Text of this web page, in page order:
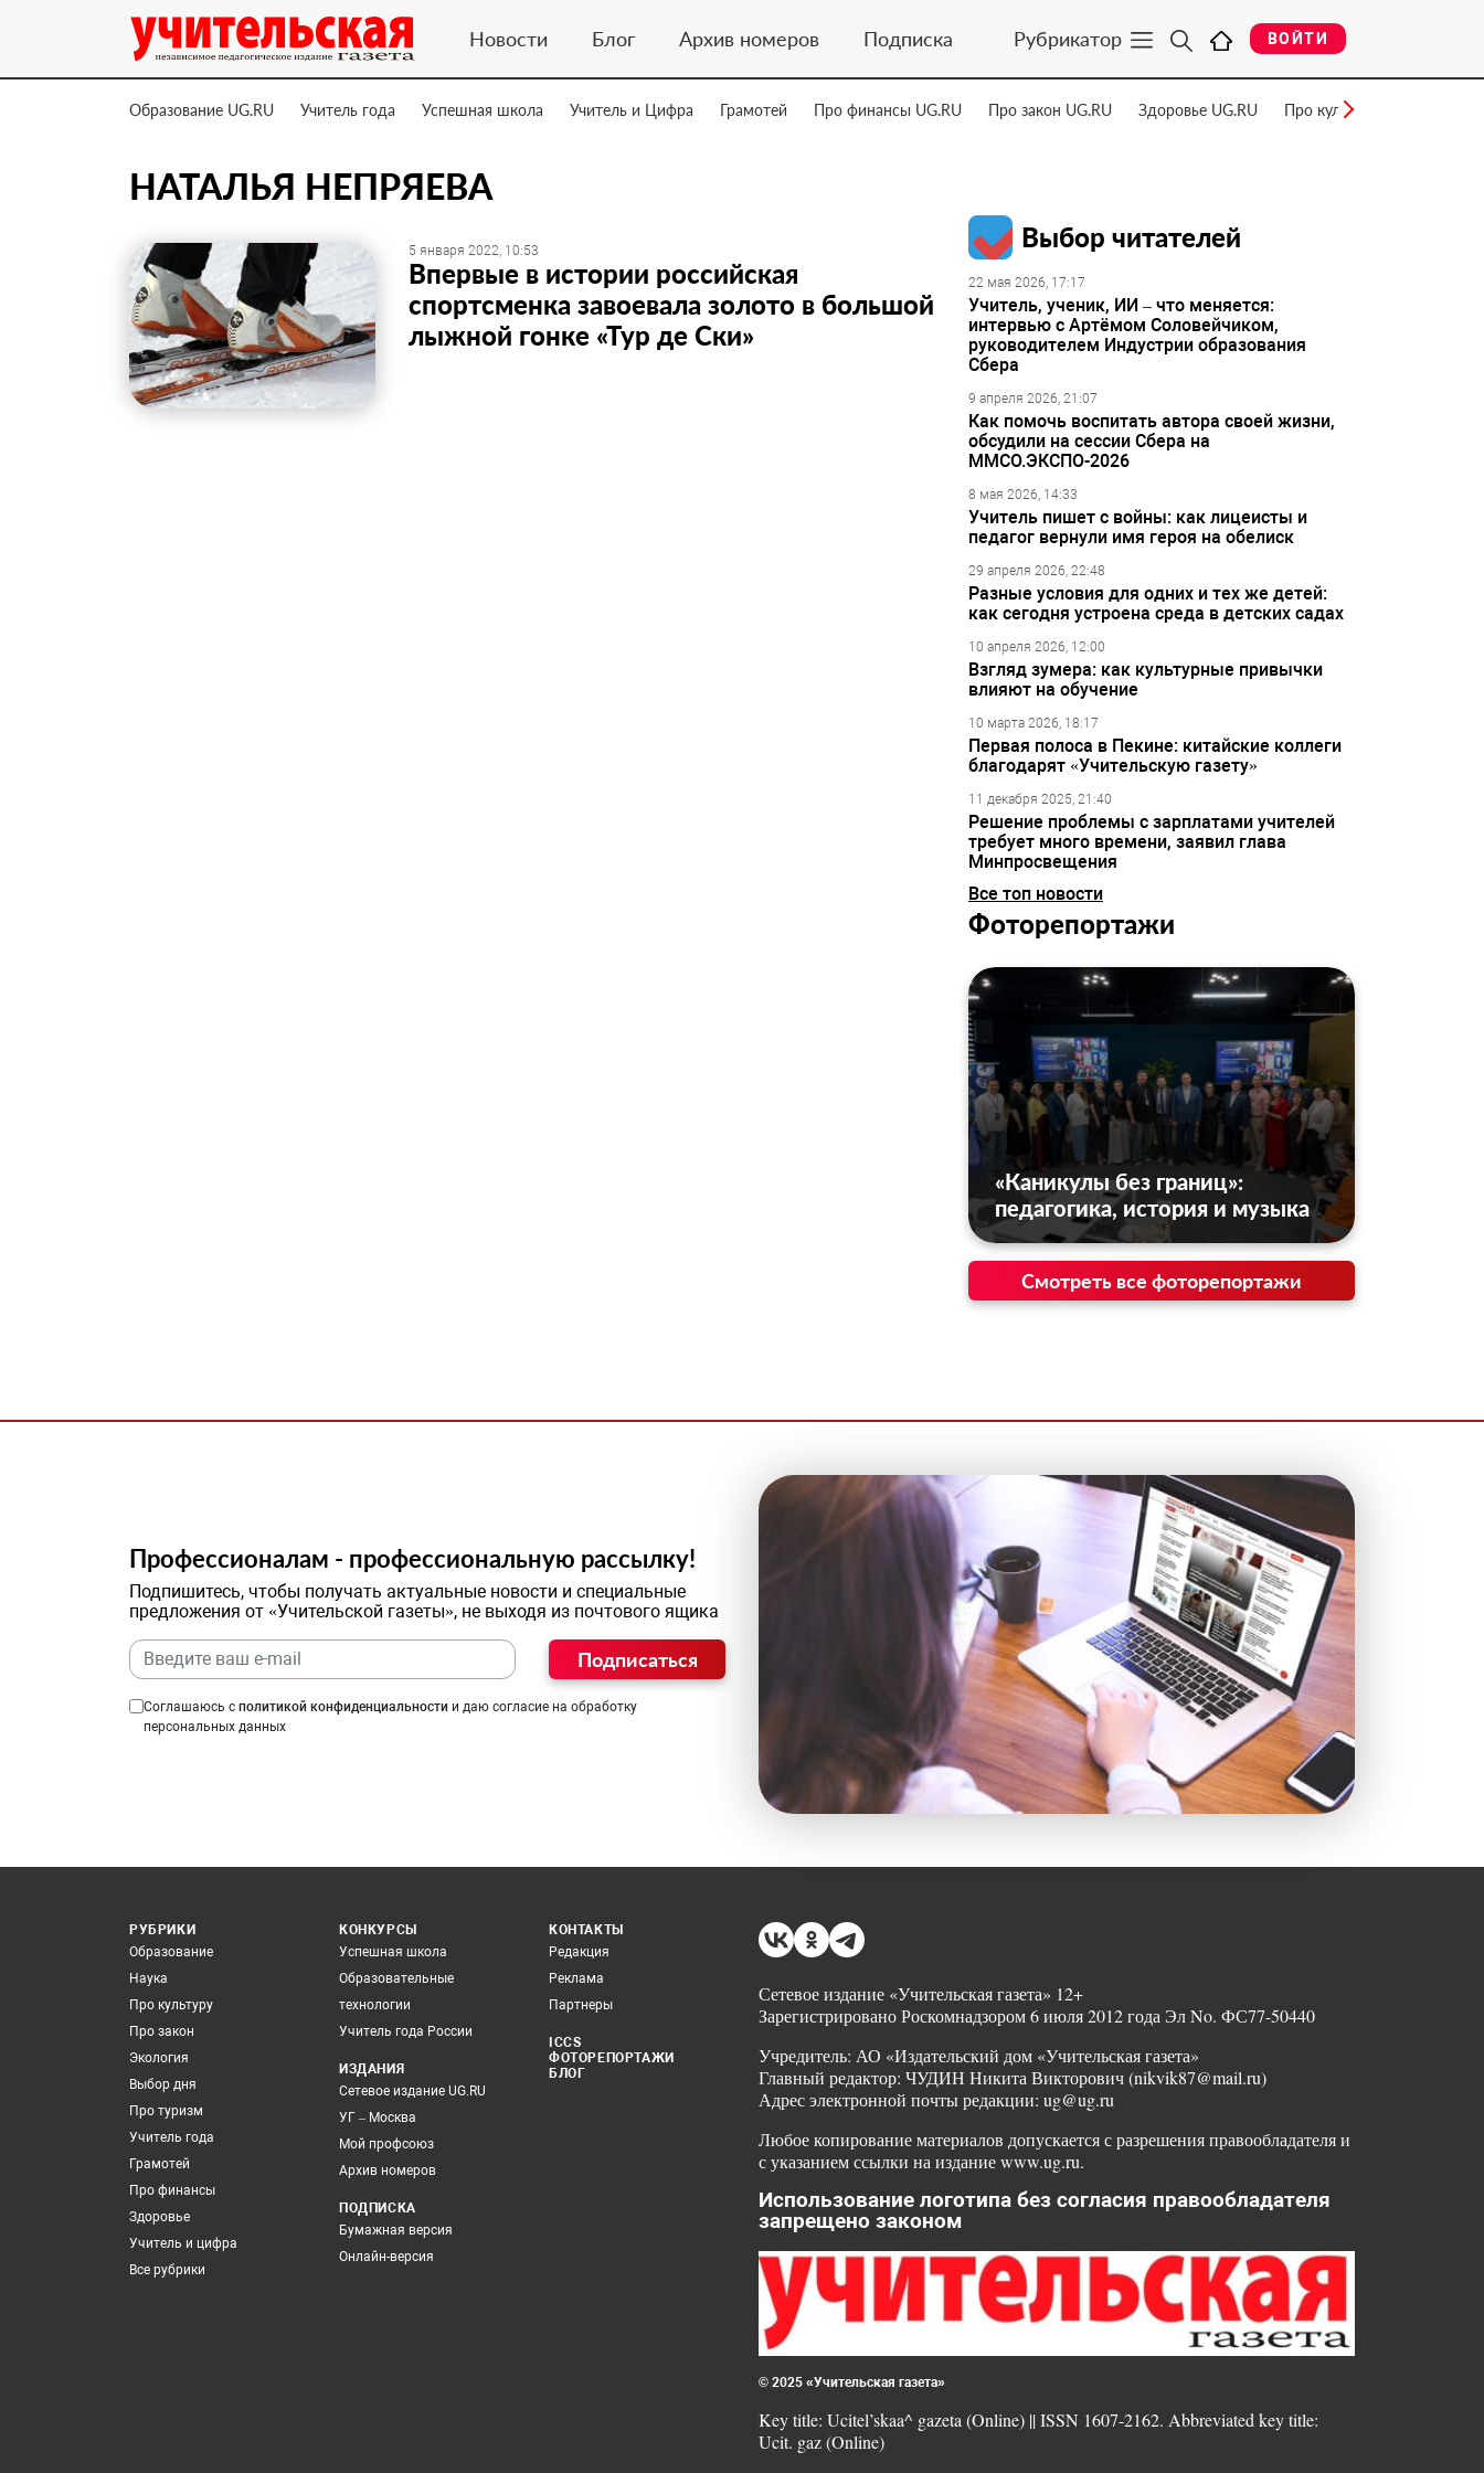
Новости Блог Архив номеров Подписка Рубрикатор ВОЙТИ
Образование UG.RU Учитель года Успешная школа Учитель и Цифра Грамотей Про финансы UG.RU Про закон UG.RU Здоровье UG.RU Про культуру UG.RU
НАТАЛЬЯ НЕПРЯЕВА
5 января 2022, 10:53
Впервые в истории российская
спортсменка завоевала золото в большой
лыжной гонке «Тур де Ски»
Выбор читателей
22 мая 2026, 17:17
Учитель, ученик, ИИ – что меняется:
интервью с Артёмом Соловейчиком,
руководителем Индустрии образования
Сбера
9 апреля 2026, 21:07
Как помочь воспитать автора своей жизни,
обсудили на сессии Сбера на
ММСО.ЭКСПО-2026
8 мая 2026, 14:33
Учитель пишет с войны: как лицеисты и
педагог вернули имя героя на обелиск
29 апреля 2026, 22:48
Разные условия для одних и тех же детей:
как сегодня устроена среда в детских садах
10 апреля 2026, 12:00
Взгляд зумера: как культурные привычки
влияют на обучение
10 марта 2026, 18:17
Первая полоса в Пекине: китайские коллеги
благодарят «Учительскую газету»
11 декабря 2025, 21:40
Решение проблемы с зарплатами учителей
требует много времени, заявил глава
Минпросвещения
Все топ новости
Фоторепортажи
«Каникулы без границ»:
педагогика, история и музыка
Смотреть все фоторепортажи
Профессионалам - профессиональную рассылку!
Подпишитесь, чтобы получать актуальные новости и специальные
предложения от «Учительской газеты», не выходя из почтового ящика
Подписаться
Соглашаюсь с политикой конфиденциальности и даю согласие на обработку
персональных данных
РУБРИКИ
Образование
Наука
Про культуру
Про закон
Экология
Выбор дня
Про туризм
Учитель года
Грамотей
Про финансы
Здоровье
Учитель и цифра
Все рубрики
КОНКУРСЫ
Успешная школа
Образовательные
технологии
Учитель года России
ИЗДАНИЯ
Сетевое издание UG.RU
УГ – Москва
Мой профсоюз
Архив номеров
ПОДПИСКА
Бумажная версия
Онлайн-версия
КОНТАКТЫ
Редакция
Реклама
Партнеры
ICCS
ФОТОРЕПОРТАЖИ
БЛОГ
Сетевое издание «Учительская газета» 12+
Зарегистрировано Роскомнадзором 6 июля 2012 года Эл No. ФС77-50440
Учредитель: АО «Издательский дом «Учительская газета»
Главный редактор: ЧУДИН Никита Викторович (nikvik87@mail.ru)
Адрес электронной почты редакции: ug@ug.ru
Любое копирование материалов допускается с разрешения правообладателя и
с указанием ссылки на издание www.ug.ru.
Использование логотипа без согласия правообладателя
запрещено законом
© 2025 «Учительская газета»
Key title: Ucitel’skaa^ gazeta (Online) || ISSN 1607-2162. Abbreviated key title:
Ucit. gaz (Online)